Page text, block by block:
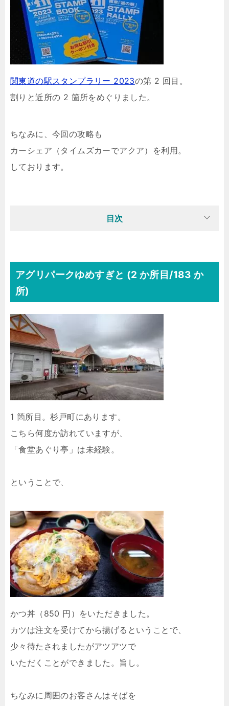
関東道の駅スタンプラリー 2023の第 2 回目。
割りと近所の 2 箇所をめぐりました。
ちなみに、今回の攻略も
カーシェア（タイムズカーでアクア）を利用。
しております。
目次
アグリパークゆめすぎと (2 か所目/183 か
所)
1 箇所目。杉戸町にあります。
こちら何度か訪れていますが、
「食堂あぐり亭」は未経験。
ということで、
かつ丼（850 円）をいただきました。
カツは注文を受けてから揚げるということで、
少々待たされましたがアツアツで
いただくことができました。旨し。
ちなみに周囲のお客さんはそばを